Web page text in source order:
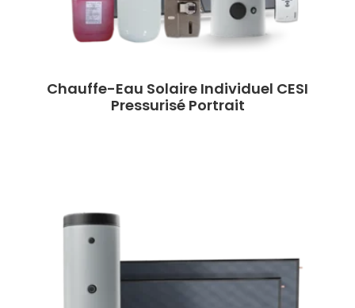
Chauffe-Eau Solaire Individuel CESI
Pressurisé Portrait